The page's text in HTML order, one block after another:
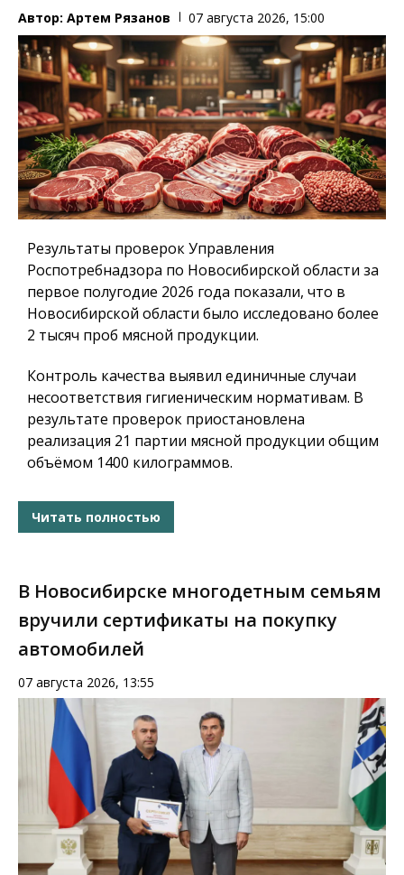
Автор: Артем Рязанов 07 августа 2026, 15:00
Результаты проверок Управления
Роспотребнадзора по Новосибирской области за
первое полугодие 2026 года показали, что в
Новосибирской области было исследовано более
2 тысяч проб мясной продукции.
Контроль качества выявил единичные случаи
несоответствия гигиеническим нормативам. В
результате проверок приостановлена
реализация 21 партии мясной продукции общим
объёмом 1400 килограммов.
Читать полностью
В Новосибирске многодетным семьям
вручили сертификаты на покупку
автомобилей
07 августа 2026, 13:55